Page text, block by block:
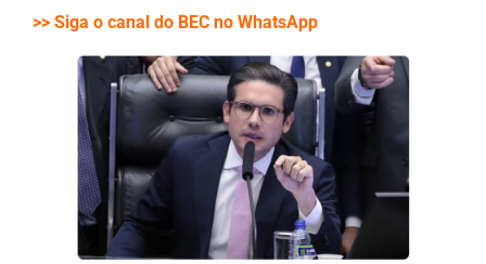
>> Siga o canal do BEC no WhatsApp